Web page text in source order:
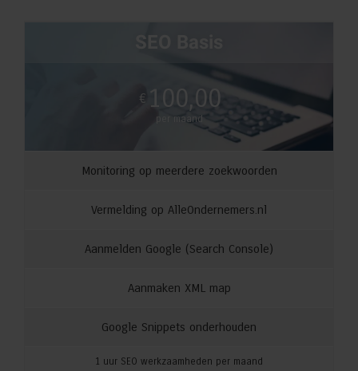
€ 100,00
per maand
Monitoring op meerdere zoekwoorden
Vermelding op AlleOndernemers.nl
Aanmelden Google (Search Console)
Aanmaken XML map
Google Snippets onderhouden
1 uur SEO werkzaamheden per maand